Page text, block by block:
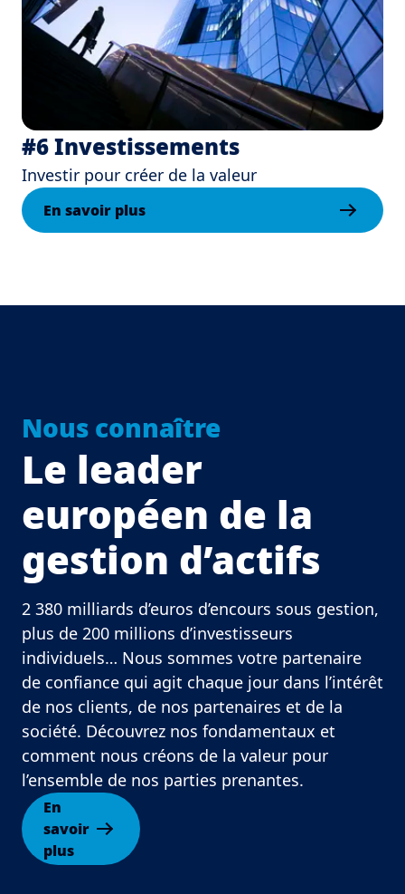
#6 Investissements
Investir pour créer de la valeur
En savoir plus
Nous connaître
Le leader
européen de la
gestion d’actifs
2 380 milliards d’euros d’encours sous gestion,
plus de 200 millions d’investisseurs
individuels… Nous sommes votre partenaire
de confiance qui agit chaque jour dans l’intérêt
de nos clients, de nos partenaires et de la
société. Découvrez nos fondamentaux et
comment nous créons de la valeur pour
l’ensemble de nos parties prenantes.
En
savoir
plus